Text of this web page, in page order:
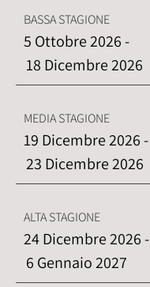
BASSA STAGIONE
5 Ottobre 2026 -
18 Dicembre 2026
MEDIA STAGIONE
19 Dicembre 2026 -
23 Dicembre 2026
ALTA STAGIONE
24 Dicembre 2026 -
6 Gennaio 2027